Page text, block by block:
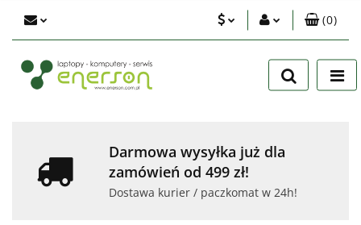
Zaloguj się
Zarejestruj się
(0)
Darmowa wysyłka już dla
zamówień od 499 zł!
Dostawa kurier / paczkomat w 24h!